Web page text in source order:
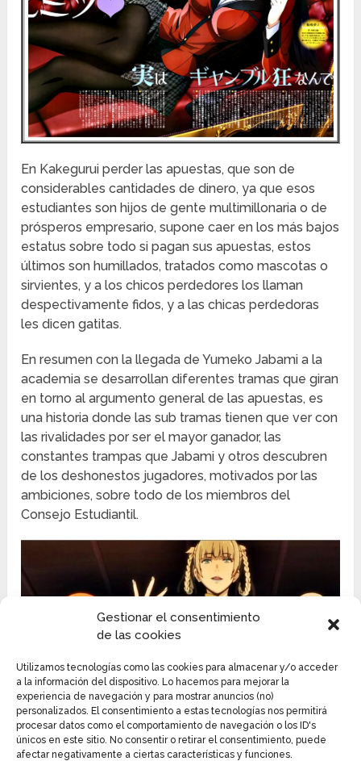
Gestionar el consentimiento
de las cookies
Utilizamos tecnologías como las cookies para almacenar y/o acceder
a la información del dispositivo. Lo hacemos para mejorar la
experiencia de navegación y para mostrar anuncios (no)
personalizados. El consentimiento a estas tecnologías nos permitirá
procesar datos como el comportamiento de navegación o los ID's
únicos en este sitio. No consentir o retirar el consentimiento, puede
afectar negativamente a ciertas características y funciones.
En Kakegurui perder las apuestas, que son de
considerables cantidades de dinero, ya que esos
estudiantes son hijos de gente multimillonaria o de
prósperos empresario, supone caer en los más bajos
estatus sobre todo si pagan sus apuestas, estos
últimos son humillados, tratados como mascotas o
sirvientes, y a los chicos perdedores los llaman
despectivamente fidos, y a las chicas perdedoras
les dicen gatitas.
En resumen con la llegada de Yumeko Jabami a la
academia se desarrollan diferentes tramas que giran
en torno al argumento general de las apuestas, es
una historia donde las sub tramas tienen que ver con
las rivalidades por ser el mayor ganador, las
constantes trampas que Jabami y otros descubren
de los deshonestos jugadores, motivados por las
ambiciones, sobre todo de los miembros del
Consejo Estudiantil.